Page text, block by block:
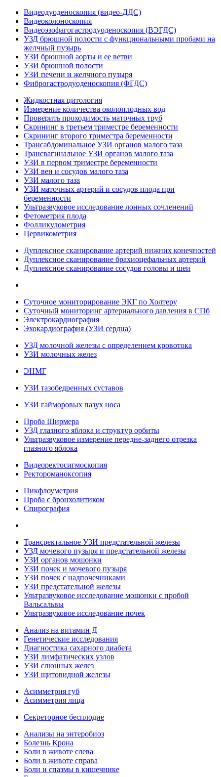
Видеодуоденоскопия (видео-ДДС)
Видеоколоноскопия
Видеоэзофагогастродуоденоскопия (ВЭГДС)
УЗД брюшной полости с функциональными пробами на
желчный пузырь
УЗИ брюшной аорты и ее ветви
УЗИ брюшной полости
УЗИ печени и желчного пузыря
Фиброгастродуоденоскопия (ФГДС)
Жидкостная цитология
Измерение количества околоплодных вод
Проверить проходимость маточных труб
Скрининг в третьем триместре беременности
Скрининг второго триместра беременности
Трансабдоминальное УЗИ органов малого таза
Трансвагинальное УЗИ органов малого таза
УЗИ в первом триместре беременности
УЗИ вен и сосудов малого таза
УЗИ малого таза
УЗИ маточных артерий и сосудов плода при
беременности
Ультразвуковое исследование лонных сочленений
Фетометрия плода
Фолликулометрия
Цервикометрия
Дуплексное сканирование артерий нижних конечностей
Дуплексное сканирование брахиоцефальных артерий
Дуплексное сканирование сосудов головы и шеи
Суточное мониторирование ЭКГ по Холтеру
Суточный мониторинг артериального давления в СПб
Электрокардиография
Эхокардиография (УЗИ сердца)
УЗД молочной железы с определением кровотока
УЗИ молочных желез
ЭНМГ
УЗИ тазобедренных суставов
УЗИ гайморовых пазух носа
Проба Ширмера
УЗД глазного яблока и структур орбиты
Ультразвуковое измерение передне-заднего отрезка
глазного яблока
Видеоректосигмоскопия
Ректороманоксопия
Пикфлоуметрия
Проба с бронхолитиком
Спирография
Трансректальное УЗИ предстательной железы
УЗД мочевого пузыря и предстательной железы
УЗИ органов мошонки
УЗИ почек и мочевого пузыря
УЗИ почек с надпочечниками
УЗИ предстательной железы
Ультразвуковое исследование мошонки с пробой
Вальсальвы
Ультразвуковое исследование почек
Анализ на витамин Д
Генетические исследования
Диагностика сахарного диабета
УЗИ лимфатических узлов
УЗИ слюнных желез
УЗИ щитовидной железы
Асимметрия губ
Асимметрия лица
Секреторное бесплодие
Анализы на энтеробиоз
Болезнь Крона
Боли в животе слева
Боли в животе справа
Боли и спазмы в кишечнике